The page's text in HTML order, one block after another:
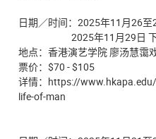
日期／时间：2025年11月26
2025年11月29日 下
地点：香港演艺学院 廖汤慧霭
票价：$70 - $105
详情：https://
life-of-man